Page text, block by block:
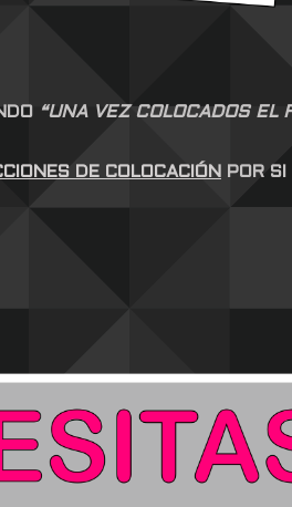
“UNA VEZ COLOCADOS EL
DE COLOCACIÓN POR